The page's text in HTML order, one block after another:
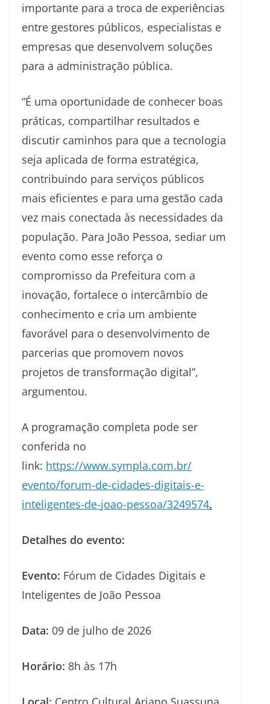
importante para a troca de experiências
entre gestores públicos, especialistas e
empresas que desenvolvem soluções
para a administração pública.
“É uma oportunidade de conhecer boas
práticas, compartilhar resultados e
discutir caminhos para que a tecnologia
seja aplicada de forma estratégica,
contribuindo para serviços públicos
mais eficientes e para uma gestão cada
vez mais conectada às necessidades da
população. Para João Pessoa, sediar um
evento como esse reforça o
compromisso da Prefeitura com a
inovação, fortalece o intercâmbio de
conhecimento e cria um ambiente
favorável para o desenvolvimento de
parcerias que promovem novos
projetos de transformação digital”,
argumentou.
A programação completa pode ser
conferida no
link: https://www.sympla.com.br/
evento/forum-de-cidades-digitais-e-
inteligentes-de-joao-pessoa/3249574.
Detalhes do evento:
Evento: Fórum de Cidades Digitais e
Inteligentes de João Pessoa
Data: 09 de julho de 2026
Horário: 8h às 17h